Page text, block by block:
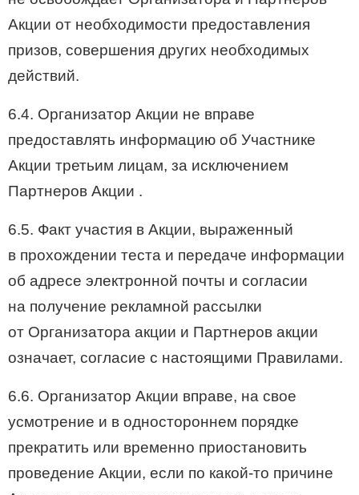
Акции от необходимости предоставления
призов, совершения других необходимых
действий.
6.4. Организатор Акции не вправе
предоставлять информацию об Участнике
Акции третьим лицам, за исключением
Партнеров Акции .
6.5. Факт участия в Акции, выраженный
в прохождении теста и передаче информации
об адресе электронной почты и согласии
на получение рекламной рассылки
от Организатора акции и Партнеров акции
означает, согласие с настоящими Правилами.
6.6. Организатор Акции вправе, на свое
усмотрение и в одностороннем порядке
прекратить или временно приостановить
проведение Акции, если по какой-то причине